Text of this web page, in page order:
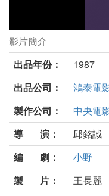
白色酢漿草劇照
影片簡介
出品年份：
1987
出品公司：
鴻泰電
製作公司：
中央電
導 演：
邱銘誠
編 劇：
小野
製 片：
王長麗